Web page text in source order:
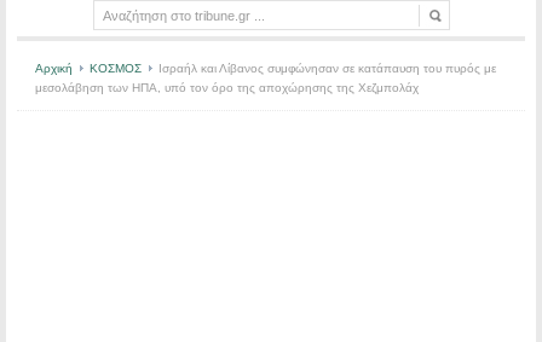
Αρχική ΚΟΣΜΟΣ
Ισραήλ και Λίβανος συμφώνησαν σε κατάπαυση του πυρός με
μεσολάβηση των ΗΠΑ, υπό τον όρο της αποχώρησης της Χεζμπολάχ